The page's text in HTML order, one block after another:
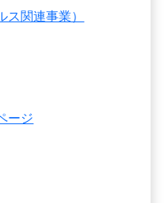
関連事業）
ージ